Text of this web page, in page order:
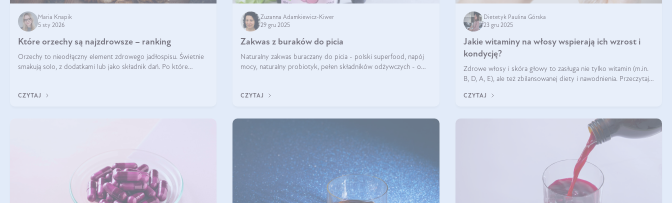
Maria Knapik
5 sty 2026
Które orzechy są najzdrowsze – ranking
Orzechy to nieodłączny element zdrowego jadłospisu. Świetnie
smakują solo, z dodatkami lub jako składnik dań. Po które
CZYTAJ
Zuzanna Adamkiewicz-Kiwer
29 gru 2025
Zakwas z buraków do picia
Naturalny zakwas buraczany do picia - polski superfood, napój
mocy, naturalny probiotyk, pełen składników odżywczych - o
CZYTAJ
Dietetyk Paulina Górska
23 gru 2025
Jakie witaminy na włosy wspierają ich wzrost i
kondycję?
Zdrowe włosy i skóra głowy to zasługa nie tylko witamin (m.in.
B, D, A, E), ale też zbilansowanej diety i nawodnienia. Przeczytaj
wypadanie włosów.
CZYTAJ